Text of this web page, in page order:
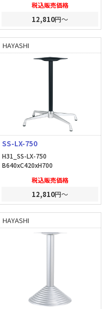
税込販売価格
12,810円～
HAYASHI
SS-LX-750
H31_SS-LX-750
B640xC420xH700
税込販売価格
12,810円～
HAYASHI